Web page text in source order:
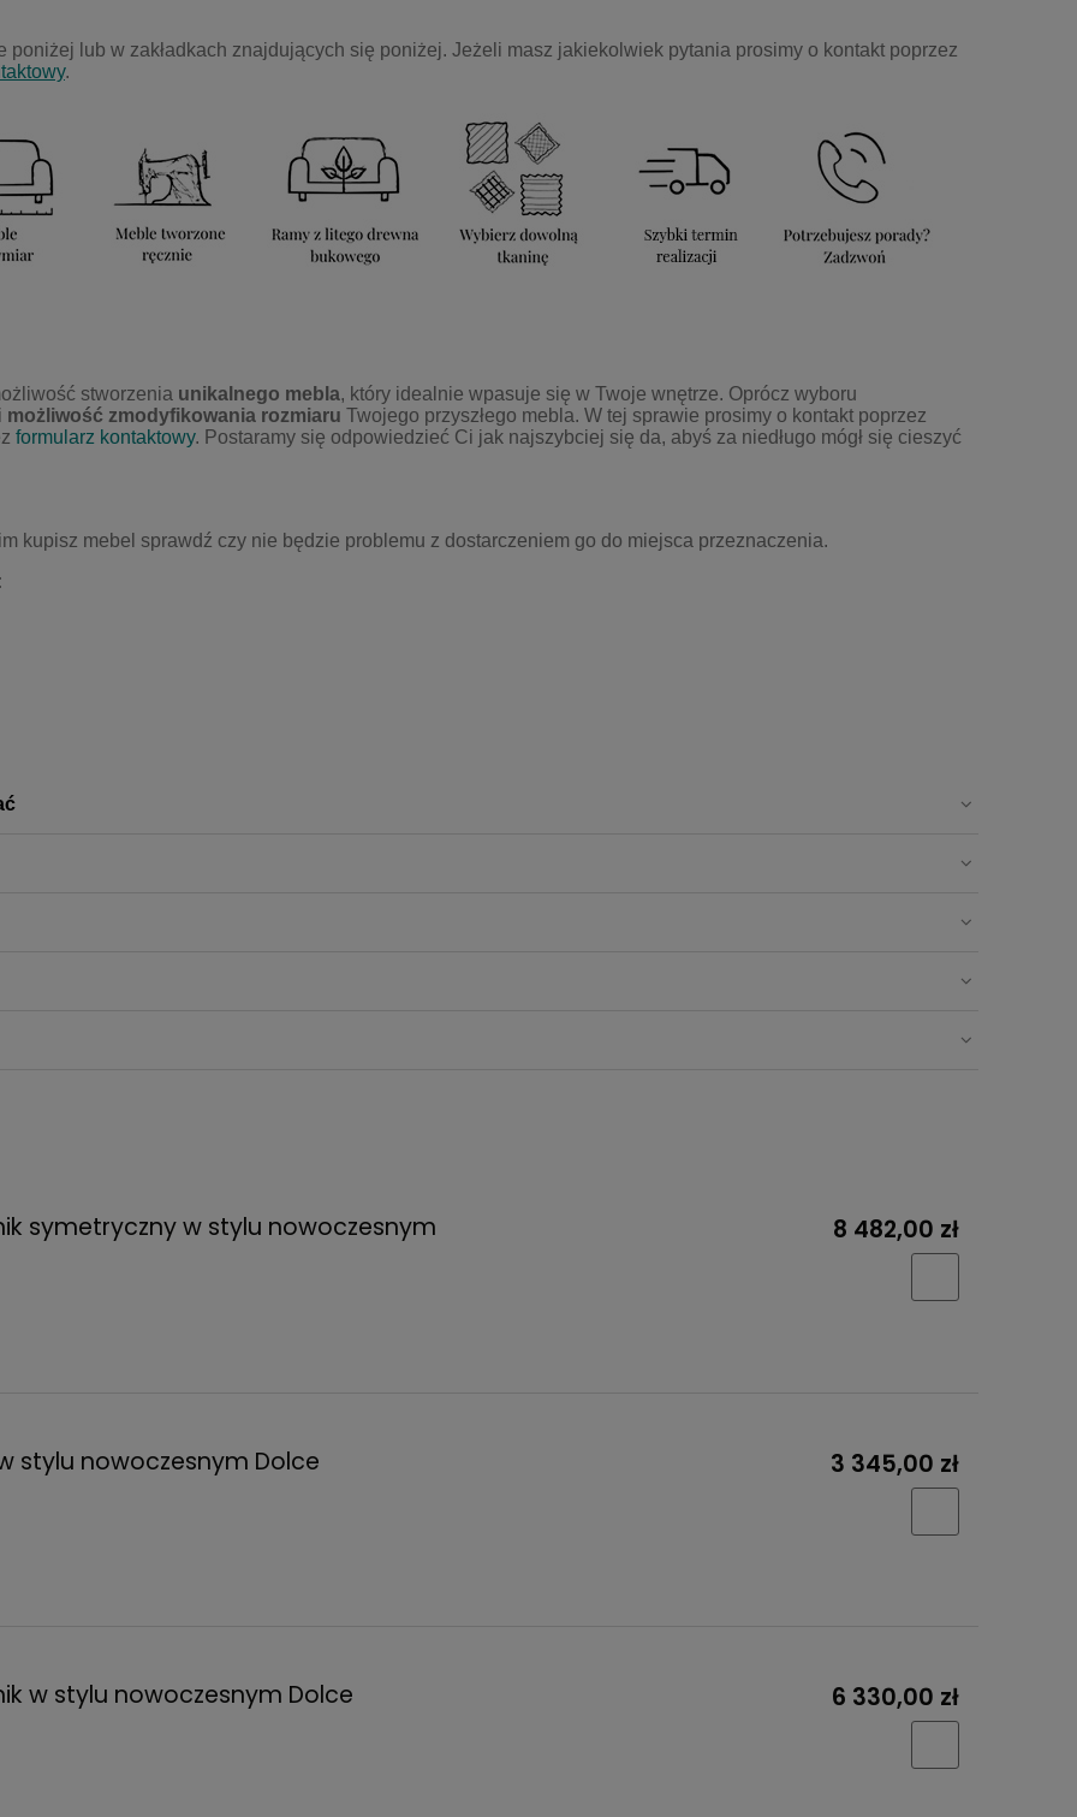
lub w zakładkach znajdujących się poniżej. Jeżeli masz jakiekolwiek pytania prosimy o kontakt poprzez
.
stworzenia unikalnego mebla, który idealnie wpasuje się w Twoje wnętrze. Oprócz wyboru
możliwość zmodyfikowania rozmiaru Twojego przyszłego mebla. W tej sprawie prosimy o kontakt poprzez
formularz kontaktowy. Postaramy się odpowiedzieć Ci jak najszybciej się da, abyś za niedługo mógł się cieszyć
kupisz mebel sprawdź czy nie będzie problemu z dostarczeniem go do miejsca przeznaczenia.
symetryczny w stylu nowoczesnym 8 482,00 zł
stylu nowoczesnym Dolce 3 345,00 zł
w stylu nowoczesnym Dolce 6 330,00 zł